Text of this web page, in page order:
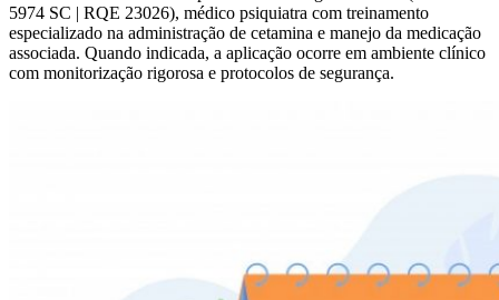
5974 SC | RQE 23026), médico psiquiatra com treinamento
especializado na administração de cetamina e manejo da medicação
associada. Quando indicada, a aplicação ocorre em ambiente clínico
com monitorização rigorosa e protocolos de segurança.